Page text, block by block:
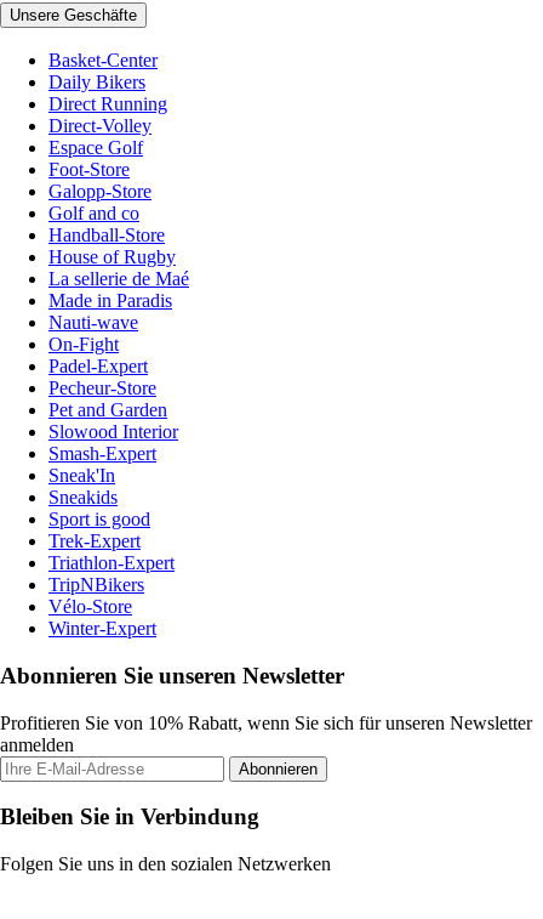
Unsere Geschäfte
Basket-Center
Daily Bikers
Direct Running
Direct-Volley
Espace Golf
Foot-Store
Galopp-Store
Golf and co
Handball-Store
House of Rugby
La sellerie de Maé
Made in Paradis
Nauti-wave
On-Fight
Padel-Expert
Pecheur-Store
Pet and Garden
Slowood Interior
Smash-Expert
Sneak'In
Sneakids
Sport is good
Trek-Expert
Triathlon-Expert
TripNBikers
Vélo-Store
Winter-Expert
Abonnieren Sie unseren Newsletter
Profitieren Sie von 10% Rabatt, wenn Sie sich für unseren Newsletter
anmelden
Abonnieren
Bleiben Sie in Verbindung
Folgen Sie uns in den sozialen Netzwerken